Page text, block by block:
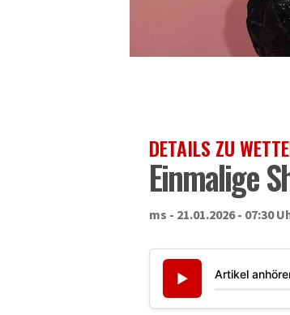
DETAILS ZU
Einmalige
ms - 21.01.2026 - 07:30
▶ Artikel